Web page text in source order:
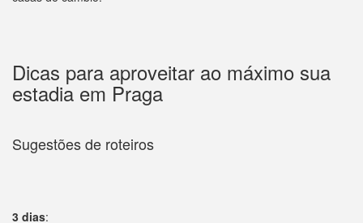
Dicas para aproveitar ao máximo sua
estadia em Praga
Sugestões de roteiros
3 dias: